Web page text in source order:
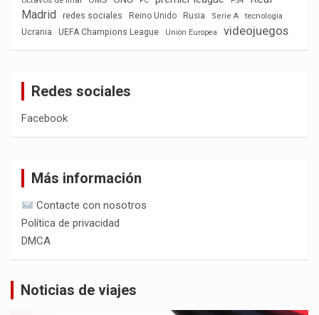
Madrid
redes sociales Reino Unido Rusia Serie A
tecnología
Ucrania
UEFA Champions League Unión Europea videojuegos
Redes sociales
Facebook
Más información
Contacte con nosotros
Política de privacidad
DMCA
Noticias de viajes